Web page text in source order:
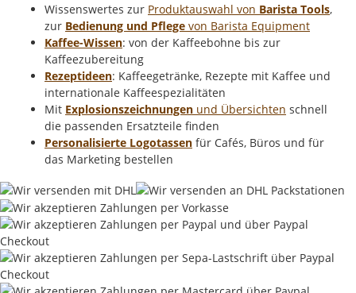
Wissenswertes zur Produktauswahl von Barista Tools,
zur Bedienung und Pflege von Barista Equipment
Kaffee-Wissen: von der Kaffeebohne bis zur
Kaffeezubereitung
Rezeptideen: Kaffeegetränke, Rezepte mit Kaffee und
internationale Kaffeespezialitäten
Mit Explosionszeichnungen und Übersichten schnell
die passenden Ersatzteile finden
Personalisierte Logotassen für Cafés, Büros und für
das Marketing bestellen